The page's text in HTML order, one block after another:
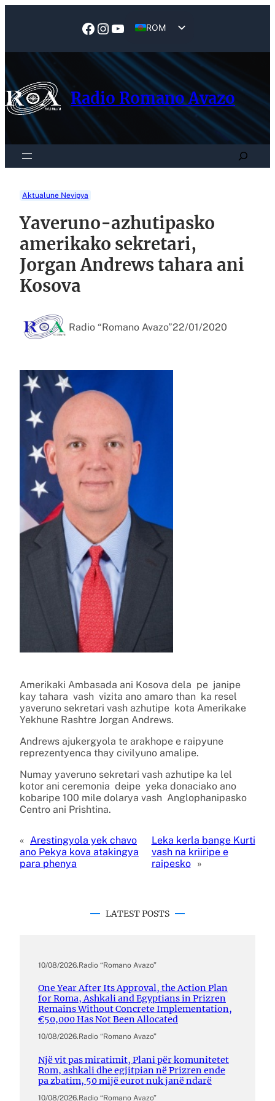
Facebook
Instagram
YouTube
ROM
Radio Romano Avazo
Search
Aktualune Nevipya
Yaveruno-azhutipasko
amerikako sekretari,
Jorgan Andrews tahara ani
Kosova
Radio “Romano Avazo”22/01/2020
Amerikaki Ambasada ani Kosova dela pe janipe
kay tahara vash vizita ano amaro than ka resel
yaveruno sekretari vash azhutipe kota Amerikake
Yekhune Rashtre Jorgan Andrews.
Andrews ajukergyola te arakhope e raipyune
reprezentyenca thay civilyuno amalipe.
Numay yaveruno sekretari vash azhutipe ka lel
kotor ani ceremonia deipe yeka donaciako ano
kobaripe 100 mile dolarya vash Anglophanipasko
Centro ani Prishtina.
« Arestingyola yek chavo
ano Pekya kova atakingya
para phenya
Leka kerla bange Kurti
vash na kriiripe e
raipesko
»
LATEST POSTS
10/08/2026.Radio “Romano Avazo”
One Year After Its Approval, the Action Plan
for Roma, Ashkali and Egyptians in Prizren
Remains Without Concrete Implementation,
€50,000 Has Not Been Allocated
10/08/2026.Radio “Romano Avazo”
Një vit pas miratimit, Plani për komunitetet
Rom, ashkali dhe egjitpian në Prizren ende
pa zbatim, 50 mijë eurot nuk janë ndarë
10/08/2026.Radio “Romano Avazo”